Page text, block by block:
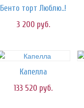
Бенто торт Люблю..!
3 200 руб.
Капелла
133 520 руб.